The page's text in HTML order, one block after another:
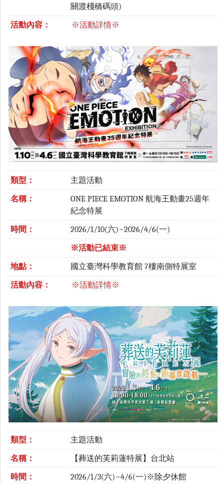
關渡棧橋碼頭)
活動內容： ※活動詳情※
類型： 主題活動
名稱：
ONE PIECE EMOTION 航海王動畫25週年
紀念特展
時間： 2026/1/10(六)~2026/4/6(一)
※活動已結束※
地點： 國立臺灣科學教育館 7樓南側特展室
活動內容： ※活動詳情※
類型： 主題活動
名稱： 【葬送的芙莉蓮特展】台北站
時間： 2026/1/3(六)~4/6(一)※除夕休館